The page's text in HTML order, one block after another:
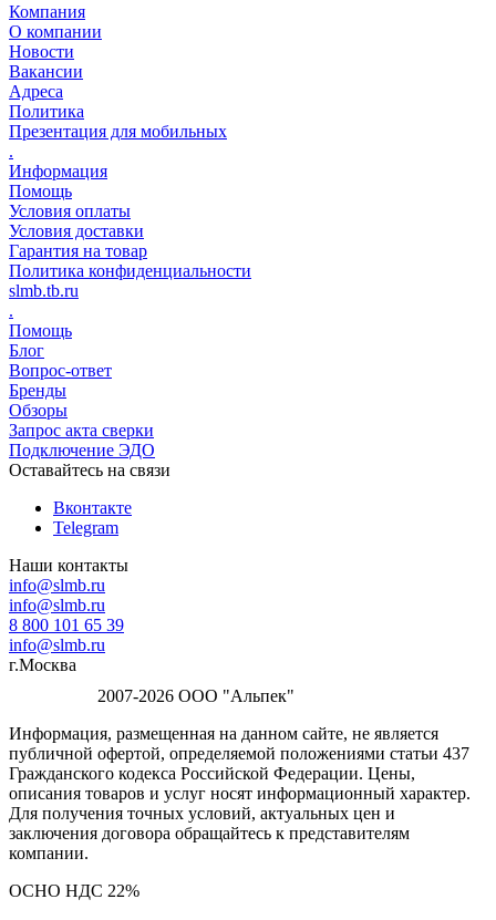
Компания
О компании
Новости
Вакансии
Адреса
Политика
Презентация для мобильных
.
Информация
Помощь
Условия оплаты
Условия доставки
Гарантия на товар
Политика конфиденциальности
slmb.tb.ru
.
Помощь
Блог
Вопрос-ответ
Бренды
Обзоры
Запрос акта сверки
Подключение ЭДО
Оставайтесь на связи
Вконтакте
Telegram
Наши контакты
info@slmb.ru
info@slmb.ru
8 800 101 65 39
info@slmb.ru
г.Москва
2007-2026 ООО "Альпек"
Информация, размещенная на данном сайте, не является
публичной офертой, определяемой положениями статьи 437
Гражданского кодекса Российской Федерации. Цены,
описания товаров и услуг носят информационный характер.
Для получения точных условий, актуальных цен и
заключения договора обращайтесь к представителям
компании.
ОСНО НДС 22%